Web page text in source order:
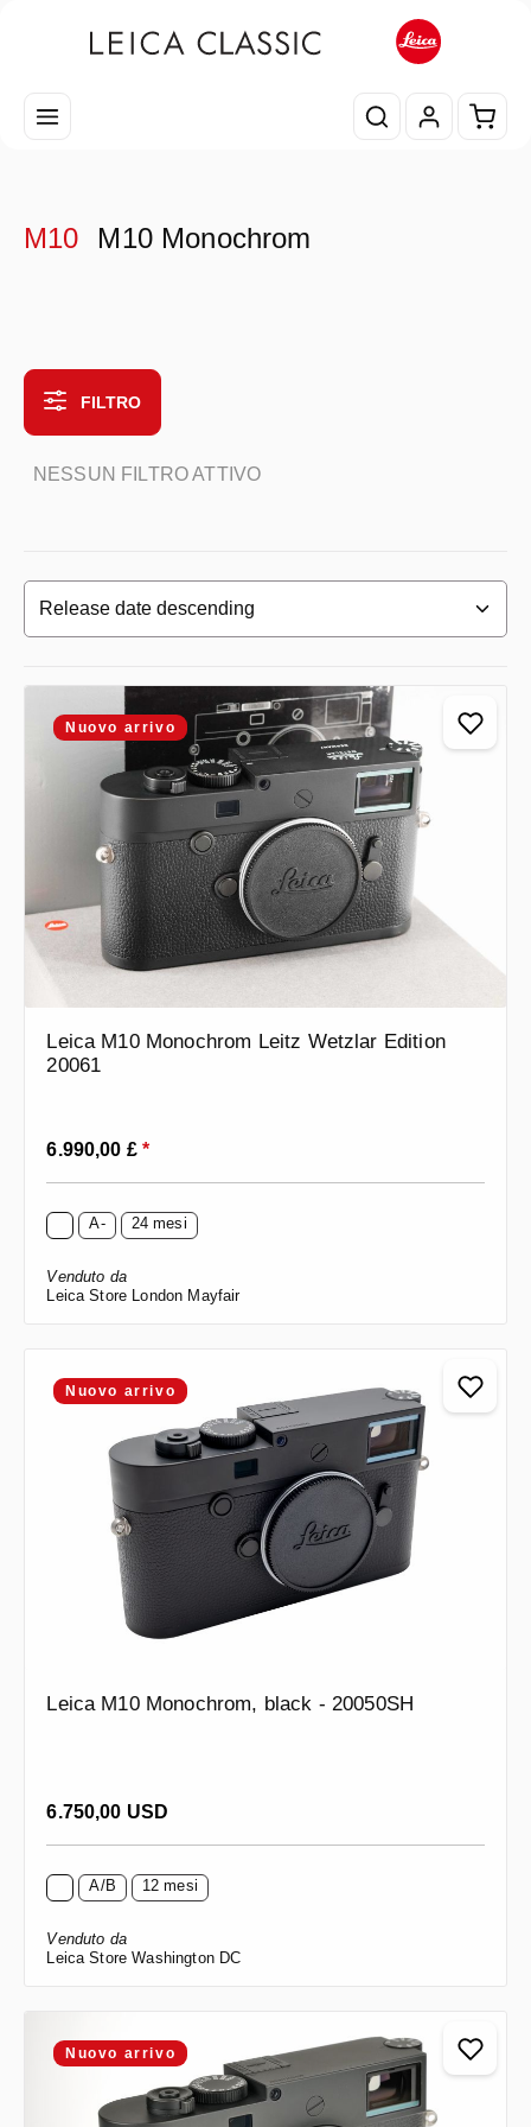
Il
M10 M10 Monochrom
FILTRO
NESSUN FILTRO ATTIVO
Nuovo arrivo
Leica M10 Monochrom Leitz Wetzlar Edition
20061
Prezzo normale:
6.990,00 £*
A- 24 mesi
Venduto da
Leica Store London Mayfair
Nuovo arrivo
Leica M10 Monochrom, black - 20050SH
Prezzo normale:
6.750,00 USD
A/B 12 mesi
Venduto da
Leica Store Washington DC
Nuovo arrivo